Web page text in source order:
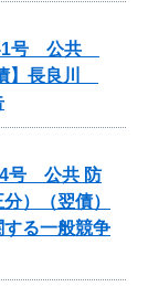
1号 公共
】長良川
4号 公共 防
）（翌債）
る一般競争